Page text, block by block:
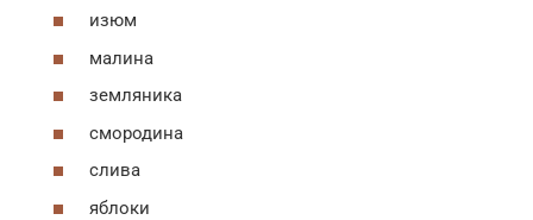
изюм
малина
земляника
смородина
слива
яблоки